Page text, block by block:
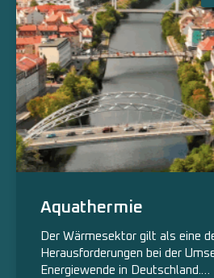
Aquathermie
Der Wärmesektor gilt als eine
Herausforderungen bei der
Energiewende in Deutschland.…